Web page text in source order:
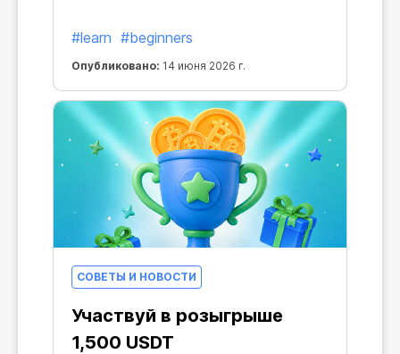
#learn #beginners
Опубликовано: 14 июня 2026 г.
СОВЕТЫ И НОВОСТИ
Участвуй в розыгрыше
1,500 USDT